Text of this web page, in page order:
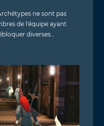
ne sont pas
de l'équipe ayant
diverses…